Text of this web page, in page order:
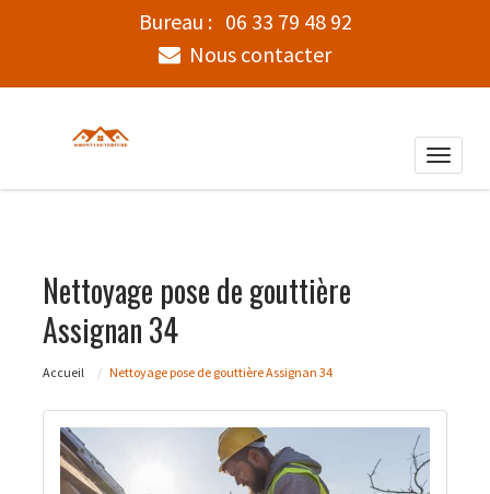
Bureau : 06 33 79 48 92
Nous contacter
Toggle
Nettoyage pose de gouttière
Assignan 34
Accueil Nettoyage pose de gouttière Assignan 34